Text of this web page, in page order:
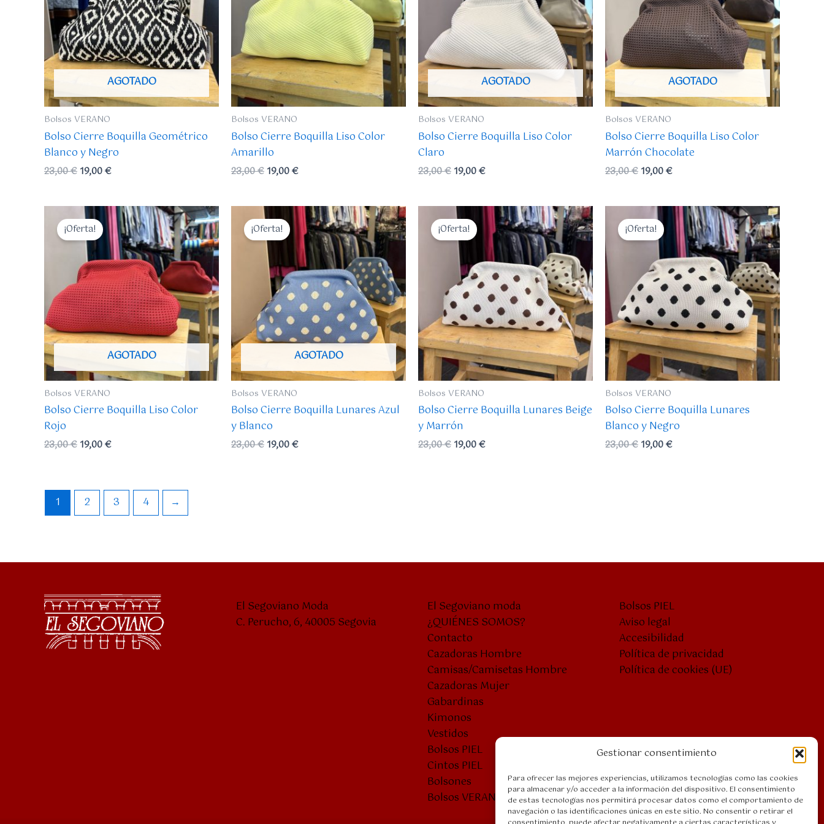
Gestionar consentimiento
Para ofrecer las mejores experiencias, utilizamos tecnologías como las cookies
para almacenar y/o acceder a la información del dispositivo. El consentimiento
de estas tecnologías nos permitirá procesar datos como el comportamiento de
navegación o las identificaciones únicas en este sitio. No consentir o retirar el
AGOTADO
Bolsos VERANO
Bolso Cierre Boquilla Geométrico
Blanco y Negro
23,00€ 19,00€
Bolsos VERANO
Bolso Cierre Boquilla Liso Color
Amarillo
23,00€ 19,00€
AGOTADO
Bolsos VERANO
Bolso Cierre Boquilla Liso Color
Claro
23,00€ 19,00€
AGOTADO
Bolsos VERANO
Bolso Cierre Boquilla Liso Color
Marrón Chocolate
23,00€ 19,00€
AGOTADO
¡Oferta!
Bolsos VERANO
Bolso Cierre Boquilla Liso Color
Rojo
23,00€
El
precio
original
era:
23,00 €.
19,00€
El
precio
actual
es:
19,00 €.
AGOTADO
¡Oferta!
Bolsos VERANO
Bolso Cierre Boquilla Lunares Azul
y Blanco
23,00€
El
precio
original
era:
23,00 €.
19,00€
El
precio
actual
es:
19,00 €.
¡Oferta!
Bolsos VERANO
Bolso Cierre Boquilla Lunares Beige
y Marrón
23,00€
El
precio
original
era:
23,00 €.
19,00€
El
precio
actual
es:
19,00 €.
¡Oferta!
Bolsos VERANO
Bolso Cierre Boquilla Lunares
Blanco y Negro
23,00€
El
precio
original
era:
23,00 €.
19,00€
El
precio
actual
es:
19,00 €.
1 2 3 4 →
El Segoviano Moda
C. Perucho, 6, 40005 Segovia
El Segoviano moda
¿QUIÉNES SOMOS?
Contacto
Cazadoras Hombre
Camisas/Camisetas Hombre
Cazadoras Mujer
Gabardinas
Kimonos
Vestidos
Bolsos PIEL
Cintos PIEL
Bolsones
Bolsos VERANO
Bolsos PIEL
Aviso legal
Accesibilidad
Política de privacidad
Política de cookies (UE)